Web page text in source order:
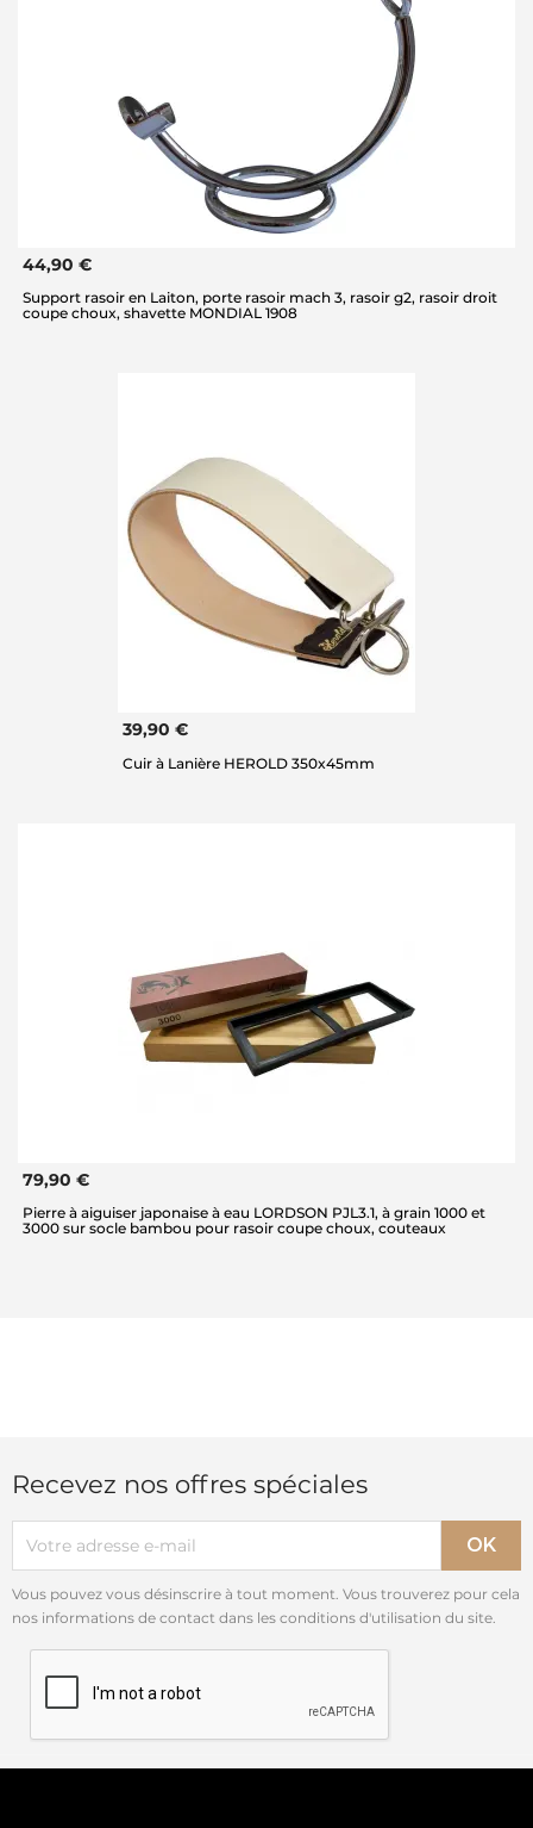
44,90 €
Support rasoir en Laiton, porte rasoir mach 3, rasoir g2, rasoir droit
coupe choux, shavette MONDIAL 1908
39,90 €
Cuir à Lanière HEROLD 350x45mm
79,90 €
Pierre à aiguiser japonaise à eau LORDSON PJL3.1, à grain 1000 et
3000 sur socle bambou pour rasoir coupe choux, couteaux
Recevez nos offres spéciales
Vous pouvez vous désinscrire à tout moment. Vous trouverez pour cela
nos informations de contact dans les conditions d'utilisation du site.